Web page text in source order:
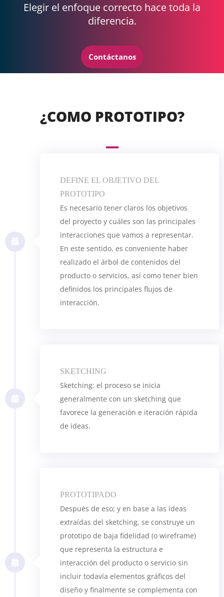
Elegir el enfoque correcto hace toda la
diferencia.
Contáctanos
¿COMO PROTOTIPO?
DEFINE EL OBJETIVO DEL
PROTOTIPO
Es necesario tener claros los objetivos
del proyecto y cuáles son las principales
interacciones que vamos a representar.
En este sentido, es conveniente haber
realizado el árbol de contenidos del
producto o servicios, así como tener bien
definidos los principales flujos de
interacción.
SKETCHING
Sketching: el proceso se inicia
generalmente con un sketching que
favorece la generación e iteración rápida
de ideas.
PROTOTIPADO
Después de eso; y en base a las ideas
extraídas del sketching, se construye un
prototipo de baja fidelidad (o wireframe)
que representa la estructura e
interacción del producto o servicio sin
incluir todavía elementos gráficos del
diseño y finalmente se complementa con